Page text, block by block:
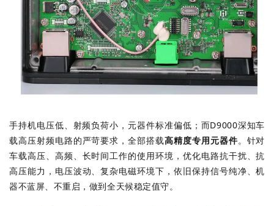
手持机电压低、射频负荷小，元器件标准偏低；而D9000深知车
载高压射频电路的严苛要求，全部搭载高精度专用元器件。针对
车载高压、高频、长时间工作的使用环境，优化电路抗干扰、抗
高压能力，电压波动、复杂电磁环境下，依旧保持信号纯净、机
器不蓝屏、不重启，做到全天候稳定值守。